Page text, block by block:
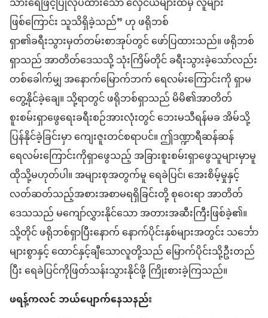
ဖြစ်ကြောင်း သူသိရှိခဲ့သည်” ဟု ဖရိုဘစ်
ရှာ၏ခရီးသွားမှတ်တမ်းစာအုပ်တွင် ဖော်ပြထားသည်။ ဖရိုဘစ်
ရှာသည် အာတိတ်ဒေသသို့ သုံးကြိမ်တိုင် ခရီးသွားခဲ့သော်လည်း
တစ်ခေါက်မျှ အနောက်မြောက်ဘက် ရေလမ်းကြောင်းကို ရှာမ
တွေ့နိုင်ခဲ့ချေ။ သို့ရာတွင် ဖရိုဘစ်ရှာသည် မိမိ၏အာတိတ်
စူးစမ်းရှာဖွေရေးခရီးစဉ်အားလုံးတွင် ဘေးမသီရန်မခ အိမ်သို့
ပြန်နိုင်ခဲ့ခြင်းမှာ ကျေးဇူးတင်စရာပင်။ ဤဒဏ္ဍာရီဆန်ဆန်
ရေလမ်းကြောင်းကိုရှာဖွေသည့် အခြားစူးစမ်းရှာဖွေသူများမှာမူ
ထိုသို့မဟုတ်ပါ။ အများစုအတွက်မူ ရေခဲပြင်၊ အေးစိမ့်မှုနှင့်
လတ်ဆတ်သည့်အစားအစာမရရှိခြင်းတို့ စုဝေးရာ အာတိတ်
ဒေသသည် မကျော်လွှားနိုင်သော အတားအဆီးကြီးဖြစ်ခဲ့၏။
သို့တိုင် ဖရိုဘစ်ရှာပြီးနောက် နောက်ပိုင်းနှစ်များအတွင်း သင်္ဘော
များစွာနှင့် ထောင်နှင့်ချီသောလူတို့သည် မြောက်ပိုင်းသို့ဦးတည်
ပြီး ရေခဲပြင်ကိုဖြတ်သန်းသွားနိုင်ဖို့ ကြိုးစားခဲ့ကြသည်။
ဖရန့်ကလင် ဘယ်ပျောက်နေသနည်း